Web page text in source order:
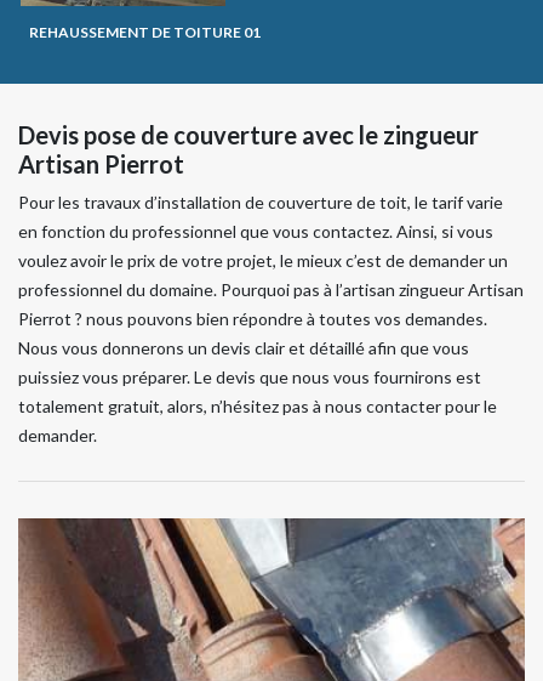
REHAUSSEMENT DE TOITURE 01
Devis pose de couverture avec le zingueur
Artisan Pierrot
Pour les travaux d’installation de couverture de toit, le tarif varie
en fonction du professionnel que vous contactez. Ainsi, si vous
voulez avoir le prix de votre projet, le mieux c’est de demander un
professionnel du domaine. Pourquoi pas à l’artisan zingueur Artisan
Pierrot ? nous pouvons bien répondre à toutes vos demandes.
Nous vous donnerons un devis clair et détaillé afin que vous
puissiez vous préparer. Le devis que nous vous fournirons est
totalement gratuit, alors, n’hésitez pas à nous contacter pour le
demander.